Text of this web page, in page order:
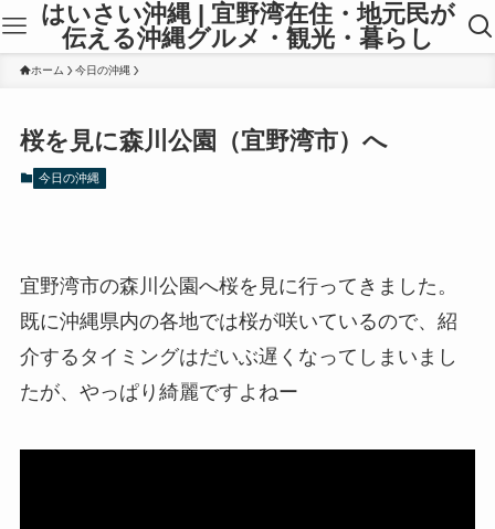
はいさい沖縄 | 宜野湾在住・地元民が
伝える沖縄グルメ・観光・暮らし
ホーム 今日の沖縄
桜を見に森川公園（宜野湾市）へ
今日の沖縄
宜野湾市の森川公園へ桜を見に行ってきました。
既に沖縄県内の各地では桜が咲いているので、紹
介するタイミングはだいぶ遅くなってしまいまし
たが、やっぱり綺麗ですよねー